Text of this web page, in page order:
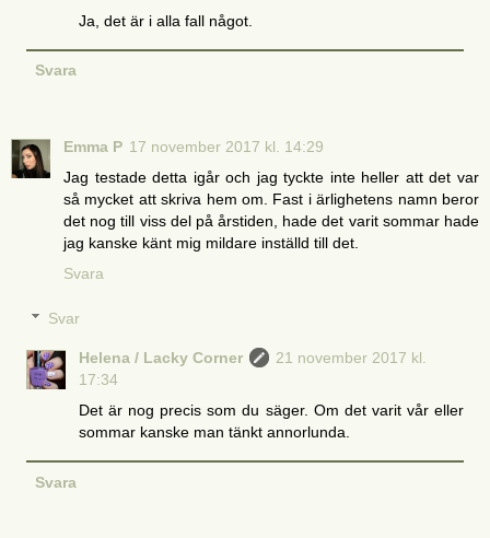
Ja, det är i alla fall något.
Svara
Emma P 17 november 2017 kl. 14:29
Jag testade detta igår och jag tyckte inte heller att det var
så mycket att skriva hem om. Fast i ärlighetens namn beror
det nog till viss del på årstiden, hade det varit sommar hade
jag kanske känt mig mildare inställd till det.
Svara
Svar
Helena / Lacky Corner
21 november 2017 kl.
17:34
Det är nog precis som du säger. Om det varit vår eller
sommar kanske man tänkt annorlunda.
Svara